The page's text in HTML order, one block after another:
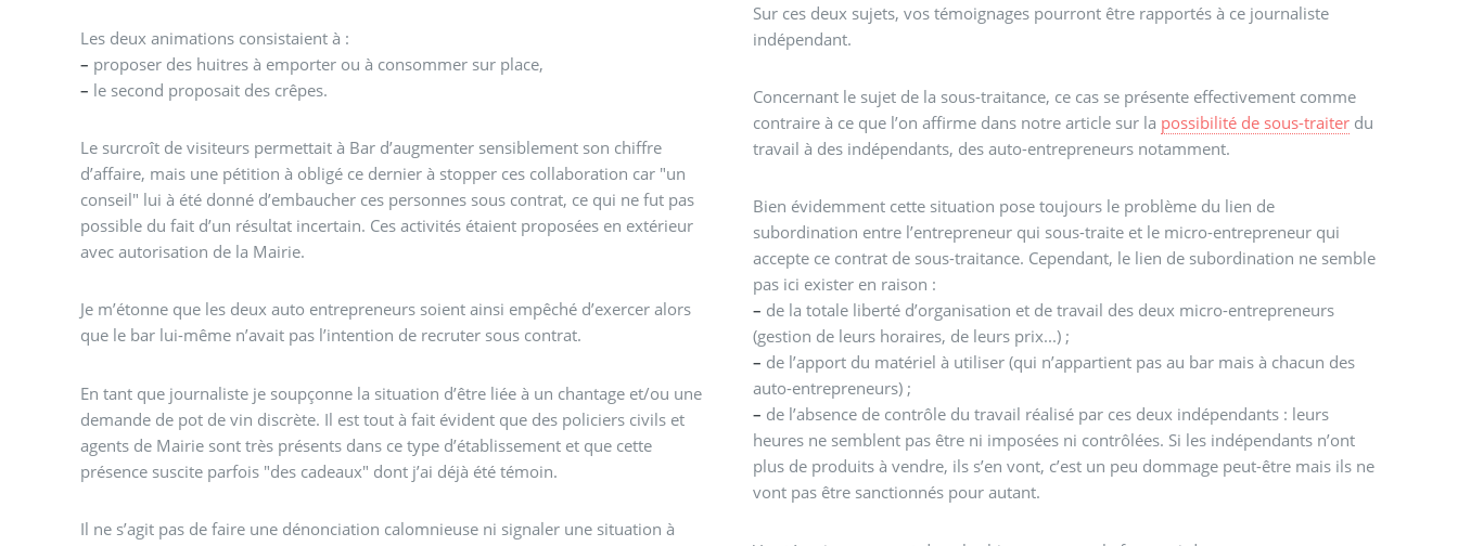
Les deux animations consistaient à :
– proposer des huitres à emporter ou à consommer sur place,
– le second proposait des crêpes.
Le surcroît de visiteurs permettait à Bar d’augmenter sensiblement son chiffre
d’affaire, mais une pétition à obligé ce dernier à stopper ces collaboration car "un
conseil" lui à été donné d’embaucher ces personnes sous contrat, ce qui ne fut pas
possible du fait d’un résultat incertain. Ces activités étaient proposées en extérieur
avec autorisation de la Mairie.
Je m’étonne que les deux auto entrepreneurs soient ainsi empêché d’exercer alors
que le bar lui-même n’avait pas l’intention de recruter sous contrat.
En tant que journaliste je soupçonne la situation d’être liée à un chantage et/ou une
demande de pot de vin discrète. Il est tout à fait évident que des policiers civils et
agents de Mairie sont très présents dans ce type d’établissement et que cette
présence suscite parfois "des cadeaux" dont j’ai déjà été témoin.
Il ne s’agit pas de faire une dénonciation calomnieuse ni signaler une situation à
Sur ces deux sujets, vos témoignages pourront être rapportés à ce journaliste
indépendant.
Concernant le sujet de la sous-traitance, ce cas se présente effectivement comme
contraire à ce que l’on affirme dans notre article sur la possibilité de sous-traiter du
travail à des indépendants, des auto-entrepreneurs notamment.
Bien évidemment cette situation pose toujours le problème du lien de
subordination entre l’entrepreneur qui sous-traite et le micro-entrepreneur qui
accepte ce contrat de sous-traitance. Cependant, le lien de subordination ne semble
pas ici exister en raison :
– de la totale liberté d’organisation et de travail des deux micro-entrepreneurs
(gestion de leurs horaires, de leurs prix...) ;
– de l’apport du matériel à utiliser (qui n’appartient pas au bar mais à chacun des
auto-entrepreneurs) ;
– de l’absence de contrôle du travail réalisé par ces deux indépendants : leurs
heures ne semblent pas être ni imposées ni contrôlées. Si les indépendants n’ont
plus de produits à vendre, ils s’en vont, c’est un peu dommage peut-être mais ils ne
vont pas être sanctionnés pour autant.